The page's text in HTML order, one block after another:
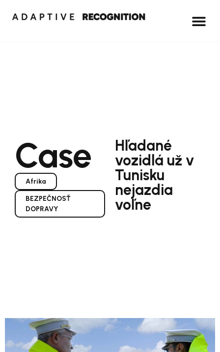
Case
Afrika
BEZPEČNOSŤ
DOPRAVY
Hľadané
vozidlá už v
Tunisku
nejazdia
voľne